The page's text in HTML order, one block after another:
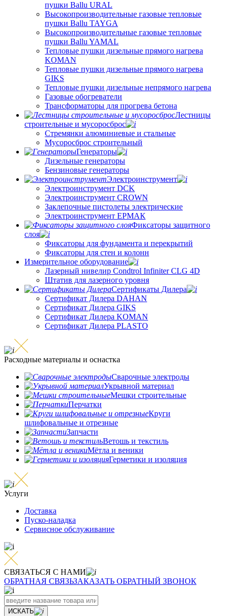
пушки Ballu URAL
Высокопроизводительные газовые тепловые
пушки Ballu TAYGA
Высокопроизводительные газовые тепловые
пушки Ballu YAMAL
Тепловые пушки дизельные прямого нагрева
KOMAN
Тепловые пушки дизельные прямого нагрева
GIKS
Тепловые пушки дизельные непрямого нагрева
Газовые обогреватели
Трансформаторы для прогрева бетона
Лестницы
строительные и мусоросброс
Стремянки алюминиевые и стальные
Мусоросброс строительный
Генераторы
Дизельные генераторы
Бензиновые генераторы
Электроинструмент
Электроинструмент DCK
Электроинструмент CROWN
Заклепочные пистолеты электрические
Электроинструмент ЕРМАК
Фиксаторы защитного
слоя
Фиксаторы для фундамента и перекрытий
Фиксаторы для стен и колонн
Измерительное оборудование
Лазерный нивелир Condtrol Infiniter CLG 4D
Штатив для лазерного уровня
Сертификаты Дилера
Сертификат Дилера DAHAN
Сертификат Дилера GIKS
Сертификат Дилера KOMAN
Сертификат Дилера PLASTO
Расходные материалы и оснастка
Сварочные электроды
Укрывной материал
Мешки строительные
Перчатки
Круги
шлифовальные и отрезные
Запчасти
Ветошь и текстиль
Мётла и веники
Герметики и изоляция
Услуги
Доставка
Пуско-наладка
Сервисное обслуживание
СВЯЗАТЬСЯ С НАМИ
ОБРАТНАЯ СВЯЗЬЗАКАЗАТЬ ОБРАТНЫЙ ЗВОНОК
ИСКАТЬ